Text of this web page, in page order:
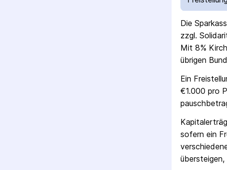
Die
zzgl.
Mit 8%
übrigen
Ein
€1.000 pro
sofern ein